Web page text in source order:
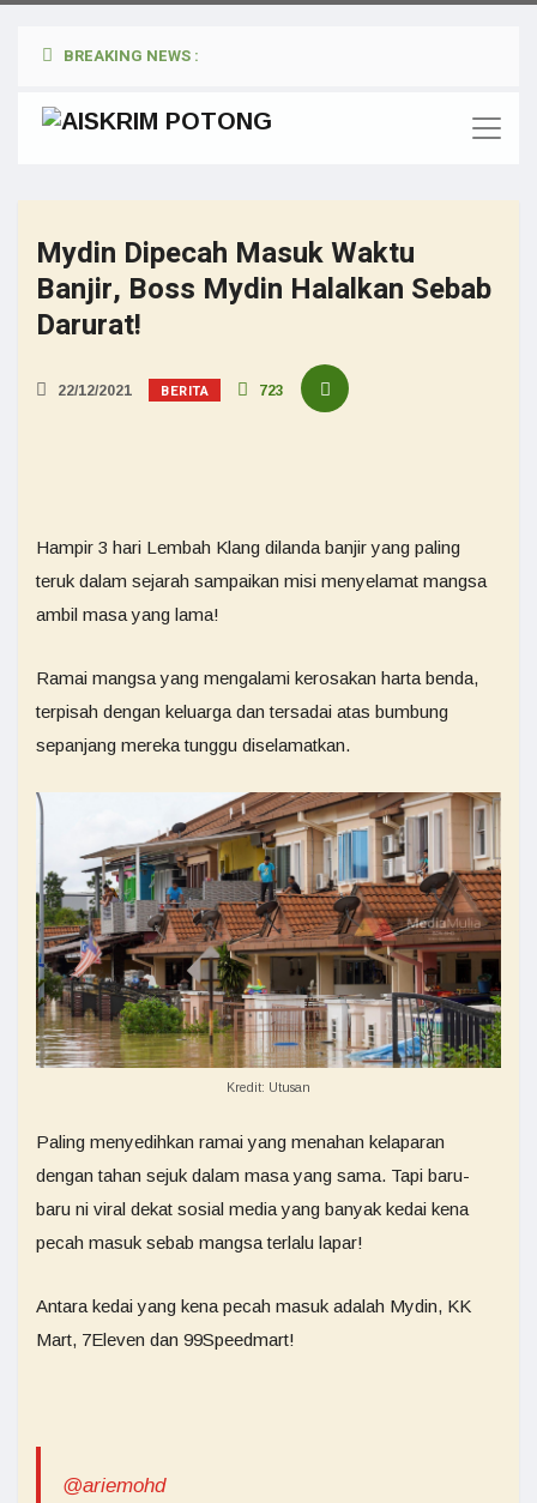
BREAKING NEWS :
Mydin Dipecah Masuk Waktu
Banjir, Boss Mydin Halalkan Sebab
Darurat!
22/12/2021 BERITA 723
Hampir 3 hari Lembah Klang dilanda banjir yang paling
teruk dalam sejarah sampaikan misi menyelamat mangsa
ambil masa yang lama!
Ramai mangsa yang mengalami kerosakan harta benda,
terpisah dengan keluarga dan tersadai atas bumbung
sepanjang mereka tunggu diselamatkan.
Kredit: Utusan
Paling menyedihkan ramai yang menahan kelaparan
dengan tahan sejuk dalam masa yang sama. Tapi baru-
baru ni viral dekat sosial media yang banyak kedai kena
pecah masuk sebab mangsa terlalu lapar!
Antara kedai yang kena pecah masuk adalah Mydin, KK
Mart, 7Eleven dan 99Speedmart!
@ariemohd